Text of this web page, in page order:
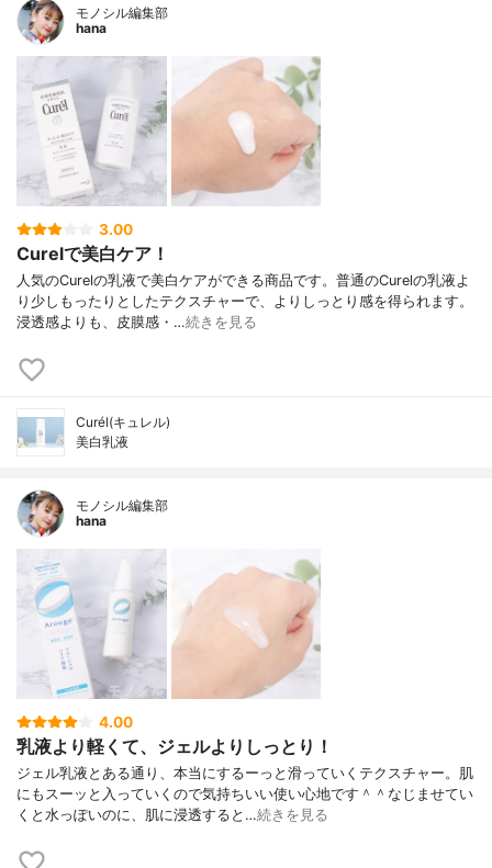
モノシル編集部
hana
3.00
Curelで美白ケア！
人気のCurelの乳液で美白ケアができる商品です。普通のCurelの乳液よ
り少しもったりとしたテクスチャーで、よりしっとり感を得られます。
浸透感よりも、皮膜感・…続きを見る
Curél(キュレル)
美白乳液
モノシル編集部
hana
4.00
乳液より軽くて、ジェルよりしっとり！
ジェル乳液とある通り、本当にするーっと滑っていくテクスチャー。肌
にもスーッと入っていくので気持ちいい使い心地です＾＾なじませてい
くと水っぽいのに、肌に浸透すると…続きを見る